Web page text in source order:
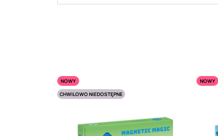
NOWY
CHWILOWO NIEDOSTĘPNE
NOWY